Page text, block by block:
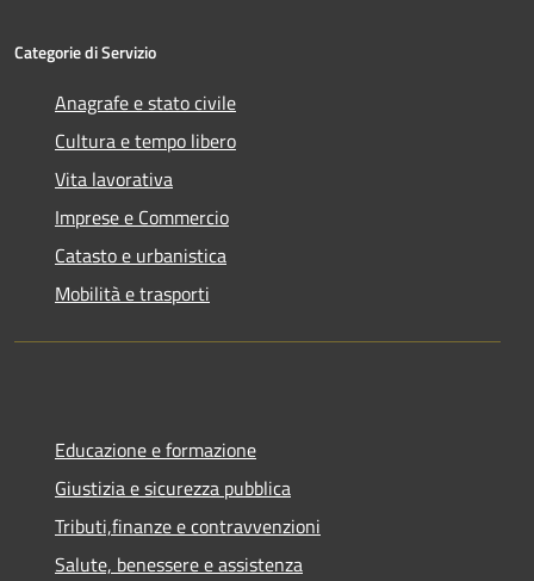
Categorie di Servizio
Anagrafe e stato civile
Cultura e tempo libero
Vita lavorativa
Imprese e Commercio
Catasto e urbanistica
Mobilità e trasporti
Educazione e formazione
Giustizia e sicurezza pubblica
Tributi,finanze e contravvenzioni
Salute, benessere e assistenza